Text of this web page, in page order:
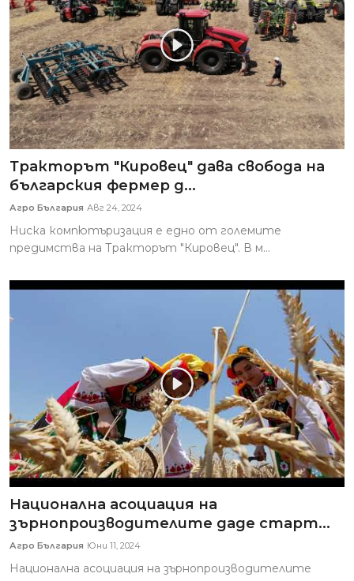
Тракторът "Кировец" дава свобода на
българския фермер д...
Агро България Авг 24, 2024
Ниска компютъризация е едно от големите
предимства на Тракторът "Кировец". В м...
Национална асоциация на
зърнопроизводителите даде старт...
Агро България Юни 11, 2024
Национална асоциация на зърнопроизводителите